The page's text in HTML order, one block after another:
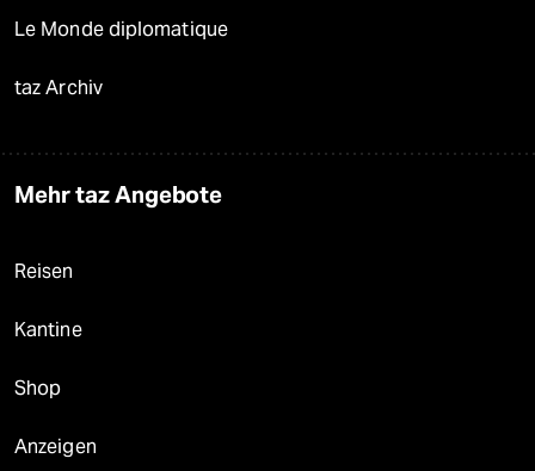
Le Monde diplomatique
taz Archiv
Mehr taz Angebote
Reisen
Kantine
Shop
Anzeigen